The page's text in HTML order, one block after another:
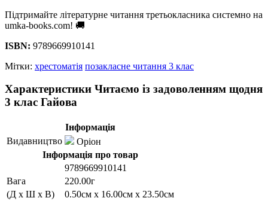
Підтримайте літературне читання третьокласника системно на
umka-books.com! 🚚
ISBN: 9789669910141
Мітки: хрестоматія позакласне читання 3 клас
Характеристики Читаємо із задоволенням щодня
3 клас Гайова
Інформація
Видавництво
Оріон
Інформація про товар
9789669910141
Вага
220.00г
(Д x Ш x В)
0.50см x 16.00см x 23.50см